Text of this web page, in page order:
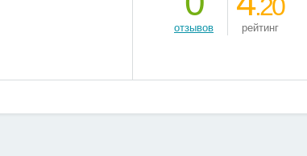
отзывов
.20
рейтинг